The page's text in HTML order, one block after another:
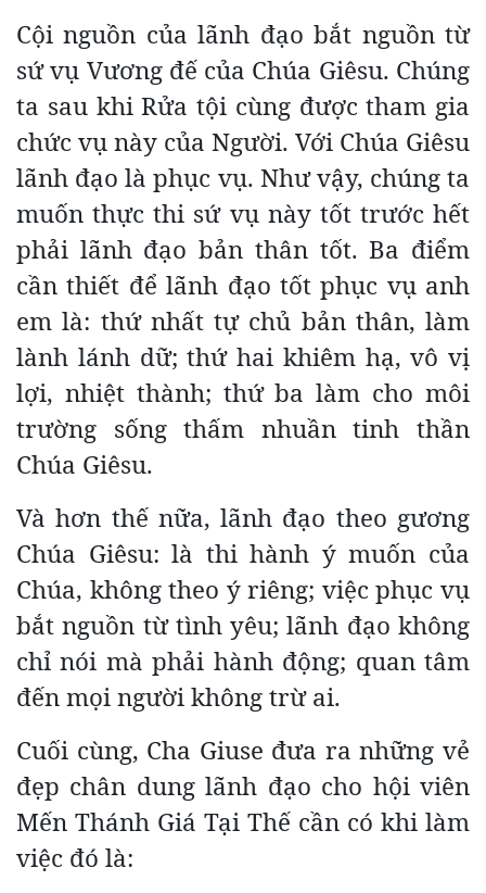
Cội nguồn của lãnh đạo bắt nguồn từ
sứ vụ Vương đế của Chúa Giêsu. Chúng
ta sau khi Rửa tội cùng được tham gia
chức vụ này của Người. Với Chúa Giêsu
lãnh đạo là phục vụ. Như vậy, chúng ta
muốn thực thi sứ vụ này tốt trước hết
phải lãnh đạo bản thân tốt. Ba điểm
cần thiết để lãnh đạo tốt phục vụ anh
em là: thứ nhất tự chủ bản thân, làm
lành lánh dữ; thứ hai khiêm hạ, vô vị
lợi, nhiệt thành; thứ ba làm cho môi
trường sống thấm nhuần tinh thần
Chúa Giêsu.
Và hơn thế nữa, lãnh đạo theo gương
Chúa Giêsu: là thi hành ý muốn của
Chúa, không theo ý riêng; việc phục vụ
bắt nguồn từ tình yêu; lãnh đạo không
chỉ nói mà phải hành động; quan tâm
đến mọi người không trừ ai.
Cuối cùng, Cha Giuse đưa ra những vẻ
đẹp chân dung lãnh đạo cho hội viên
Mến Thánh Giá Tại Thế cần có khi làm
việc đó là: